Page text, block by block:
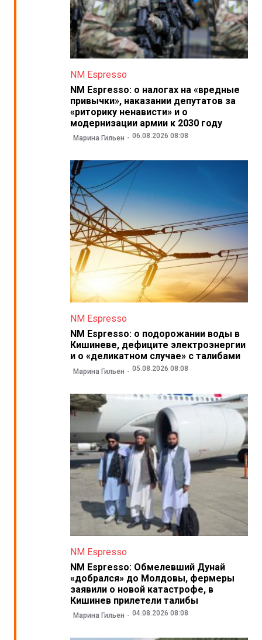
NM Espresso
NM Espresso: о налогах на «вредные
привычки», наказании депутатов за
«риторику ненависти» и о
модернизации армии к 2030 году
Марина Гильен 06.08.2026 08:08
NM Espresso
NM Espresso: о подорожании воды в
Кишиневе, дефиците электроэнергии
и о «деликатном случае» с талибами
Марина Гильен 05.08.2026 08:08
NM Espresso
NM Espresso: Обмелевший Дунай
«добрался» до Молдовы, фермеры
заявили о новой катастрофе, в
Кишинев прилетели талибы
Марина Гильен 04.08.2026 08:08